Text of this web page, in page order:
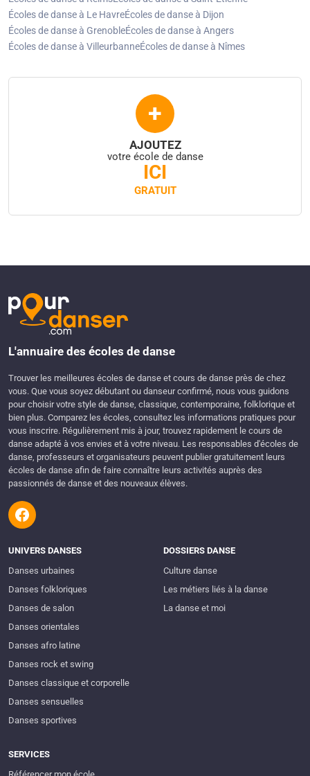
Écoles de danse à Le HavreÉcoles de danse à Dijon
Écoles de danse à GrenobleÉcoles de danse à Angers
Écoles de danse à VilleurbanneÉcoles de danse à Nîmes
+
AJOUTEZ
votre école de danse
ICI
GRATUIT
L'annuaire des écoles de danse
Trouver les meilleures écoles de danse et cours de danse près de chez
vous. Que vous soyez débutant ou danseur confirmé, nous vous guidons
pour choisir votre style de danse, classique, contemporaine, folklorique et
bien plus. Comparez les écoles, consultez les informations pratiques pour
vous inscrire. Régulièrement mis à jour, trouvez rapidement le cours de
danse adapté à vos envies et à votre niveau. Les responsables d'écoles de
danse, professeurs et organisateurs peuvent publier gratuitement leurs
écoles de danse afin de faire connaître leurs activités auprès des
passionnés de danse et des nouveaux élèves.
UNIVERS DANSES
Danses urbaines
Danses folkloriques
Danses de salon
Danses orientales
Danses afro latine
Danses rock et swing
Danses classique et corporelle
Danses sensuelles
Danses sportives
DOSSIERS DANSE
Culture danse
Les métiers liés à la danse
La danse et moi
SERVICES